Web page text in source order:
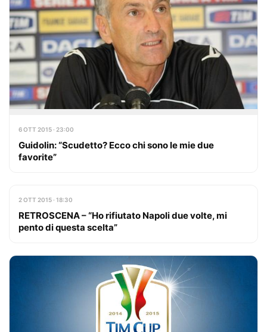
6 OTT 2015 · 23:00
Guidolin: “Scudetto? Ecco chi sono le mie due
favorite”
2 OTT 2015 · 18:30
RETROSCENA – “Ho rifiutato Napoli due volte, mi
pento di questa scelta”